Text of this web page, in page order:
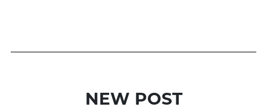
NEW POST